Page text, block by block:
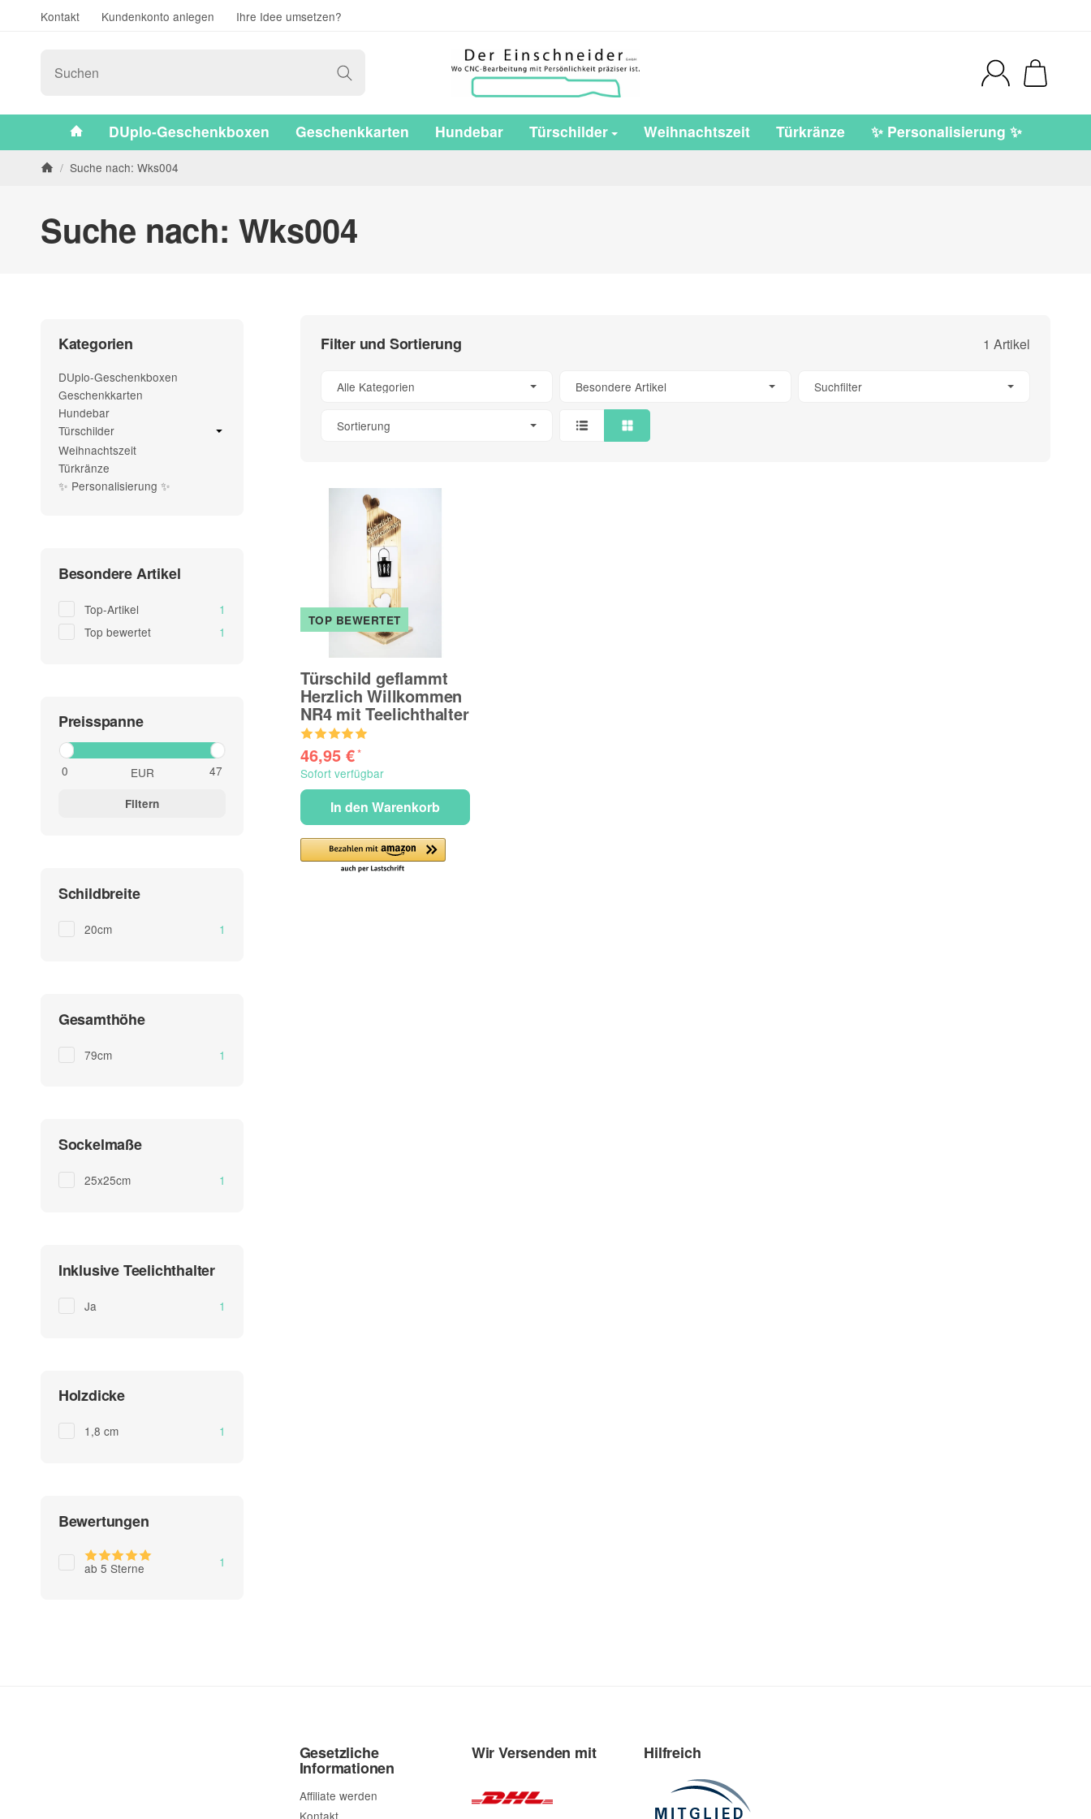
Kontakt Kundenkonto anlegen Ihre Idee umsetzen?
#custom.linkHome#
DUplo-Geschenkboxen Geschenkkarten Hundebar Türschilder Weihnachtszeit Türkränze ✨ Personalisierung ✨
/ Suche nach: Wks004
Suche nach: Wks004
Filter und Sortierung 1 Artikel
Alle Kategorien Besondere Artikel Suchfilter
Sortierung
TOP BEWERTET
Türschild geflammt
Herzlich Willkommen
NR4 mit Teelichthalter
46,95 €*
Sofort verfügbar
In den Warenkorb
Kategorien
DUplo-Geschenkboxen
Geschenkkarten
Hundebar
Türschilder
Weihnachtszeit
Türkränze
✨ Personalisierung ✨
Besondere Artikel
Top-Artikel 1
Artikel gefunden
Top bewertet
1 Artikel gefunden
Preisspanne
EUR
Filtern
Schildbreite
20cm 1
Gesamthöhe
79cm 1
Sockelmaße
25x25cm 1
Inklusive Teelichthalter
Ja 1
Holzdicke
1,8 cm 1
Bewertungen
ab 5 Sterne 1
Gesetzliche
Informationen
Affiliate werden
Kontakt
Wir Versenden mit Hilfreich